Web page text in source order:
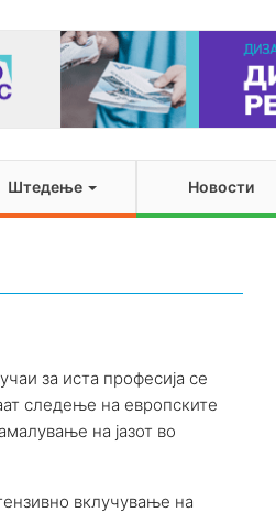
Штедење Новости
за иста професија се
следење на европските
на јазот во
вклучување на